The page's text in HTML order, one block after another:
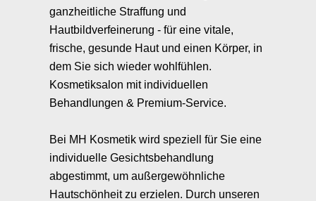
ganzheitliche Straffung und
Hautbildverfeinerung - für eine vitale,
frische, gesunde Haut und einen Körper, in
dem Sie sich wieder wohlfühlen.
Kosmetiksalon mit individuellen
Behandlungen & Premium-Service.
Bei MH Kosmetik wird speziell für Sie eine
individuelle Gesichtsbehandlung
abgestimmt, um außergewöhnliche
Hautschönheit zu erzielen. Durch unseren